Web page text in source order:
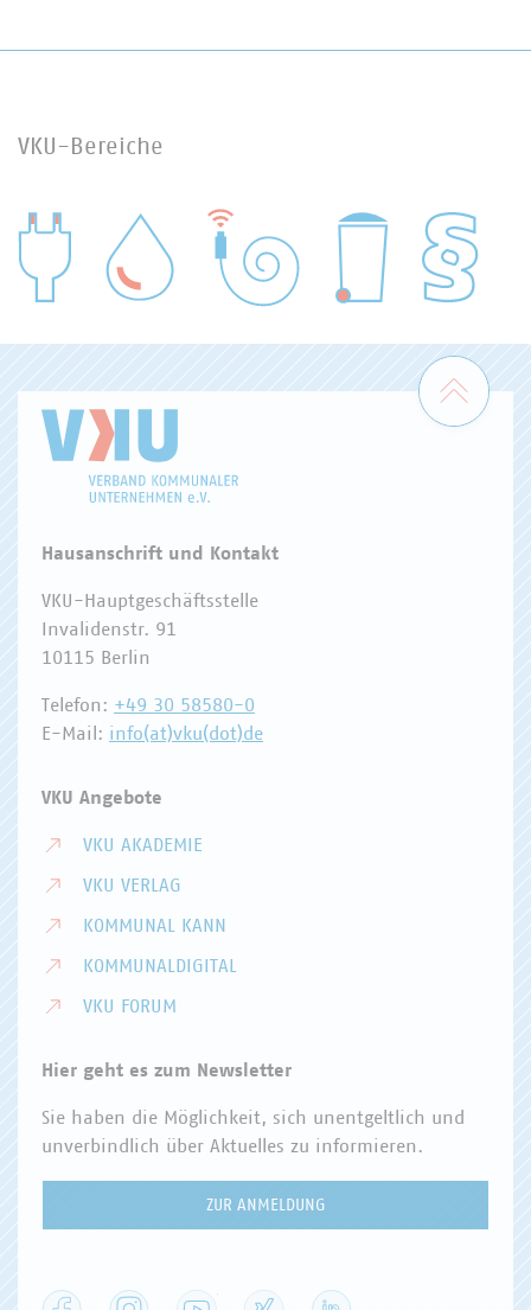
VKU-Bereiche
WASSER/ABWASSER
Zum
Hausanschrift und Kontakt
VKU-Hauptgeschäftsstelle
Invalidenstr. 91
10115 Berlin
Telefon: +49 30 58580-0
E-Mail: info(at)vku(dot)de
VKU Angebote
VKU AKADEMIE
VKU VERLAG
KOMMUNAL KANN
KOMMUNALDIGITAL
VKU FORUM
Hier geht es zum Newsletter
Sie haben die Möglichkeit, sich unentgeltlich und
unverbindlich über Aktuelles zu informieren.
ZUR ANMELDUNG
Facebook Instagram YouTube